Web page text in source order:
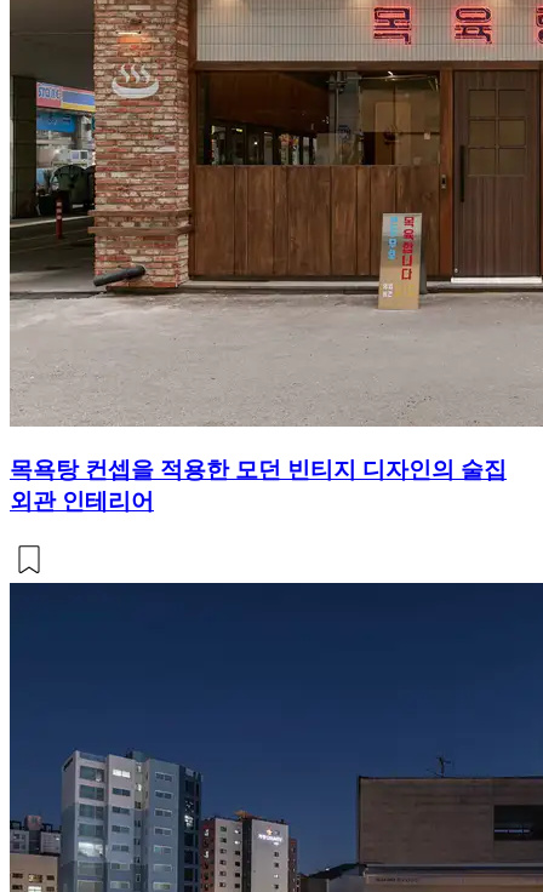
목욕탕 컨셉을 적용한 모던 빈티지 디자인의 술집
외관 인테리어